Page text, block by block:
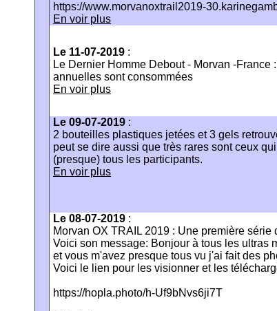
https://www.morvanoxtrail2019-
En voir plus
Le 11-07-2019 :
Le Dernier Homme Debout - Morvan -
annuelles sont consommées
En voir plus
Le 09-07-2019 :
2 bouteilles plastiques jetées et 3 gels
peut se dire aussi que très rares sont ceux
(presque) tous les participants.
En voir plus
Le 08-07-2019 :
Morvan OX TRAIL 2019 : Une première
Voici son message: Bonjour à tous les ultras
et vous m'avez presque tous vu j'ai fait des
Voici le lien pour les visionner et les
https://hopla.photo/h-Uf9bNvs6ji7T